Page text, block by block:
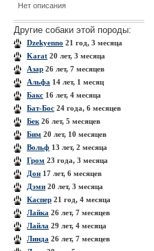
Нет описания
Другие собаки этой породы:
Dzekyenno 21 год, 3 месяца
Karat 20 лет, 3 месяца
Азар 26 лет, 7 месяцев
Альфа 14 лет, 1 месяц
Бакс 16 лет, 4 месяца
Бат-Бос 24 года, 6 месяцев
Бек 26 лет, 5 месяцев
Бим 20 лет, 10 месяцев
Вольф 13 лет, 2 месяца
Гром 23 года, 3 месяца
Дон 17 лет, 6 месяцев
Дэми 20 лет, 3 месяца
Каспер 21 год, 4 месяца
Лайка 26 лет, 7 месяцев
Лайла 29 лет, 4 месяца
Линда 26 лет, 7 месяцев